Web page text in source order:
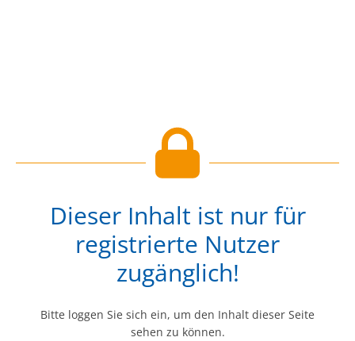
Dieser Inhalt ist nur für
registrierte Nutzer
zugänglich!
Bitte loggen Sie sich ein, um den Inhalt dieser Seite
sehen zu können.